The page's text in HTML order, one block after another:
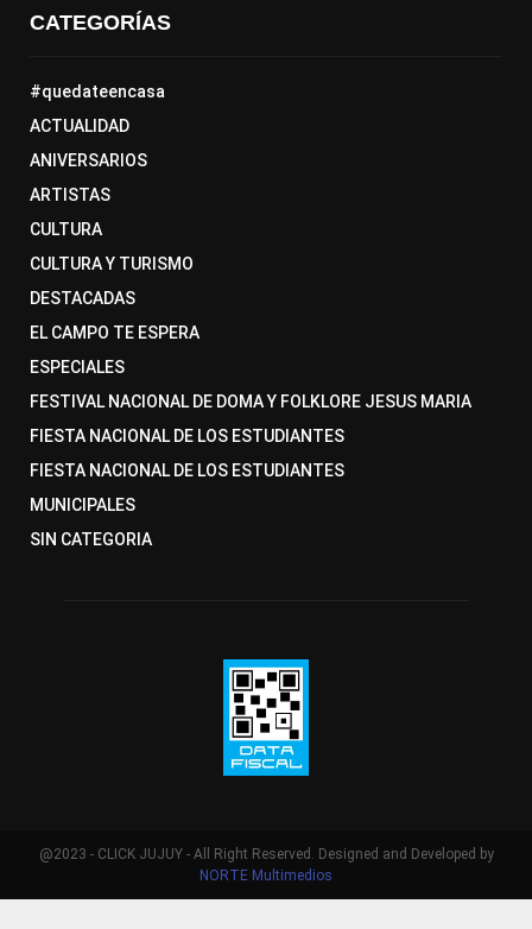
CATEGORÍAS
#quedateencasa
ACTUALIDAD
ANIVERSARIOS
ARTISTAS
CULTURA
CULTURA Y TURISMO
DESTACADAS
EL CAMPO TE ESPERA
ESPECIALES
FESTIVAL NACIONAL DE DOMA Y FOLKLORE JESUS MARIA
FIESTA NACIONAL DE LOS ESTUDIANTES
FIESTA NACIONAL DE LOS ESTUDIANTES
MUNICIPALES
SIN CATEGORIA
@2023 - CLICK JUJUY - All Right Reserved. Designed and Developed by
NORTE Multimedios